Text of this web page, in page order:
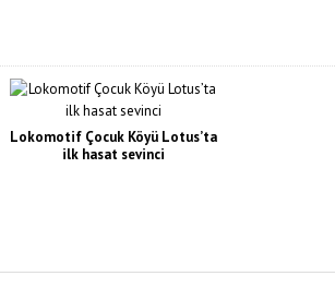
Lokomotif Çocuk Köyü Lotus’ta
ilk hasat sevinci